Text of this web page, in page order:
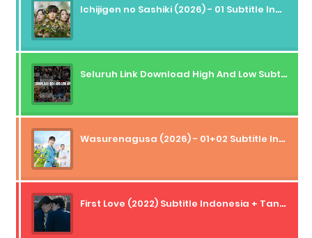
Ichijigen no Sashiki (2026) - 01 Subtitle Indonesia
Seluruh Link Download High And Low Subtitle Indonesia
Wasurenagusa (2026) - 01+02 Subtitle Indonesia
First Love (2022) Subtitle Indonesia + Tanpa Iklan + Streaming + 1080p